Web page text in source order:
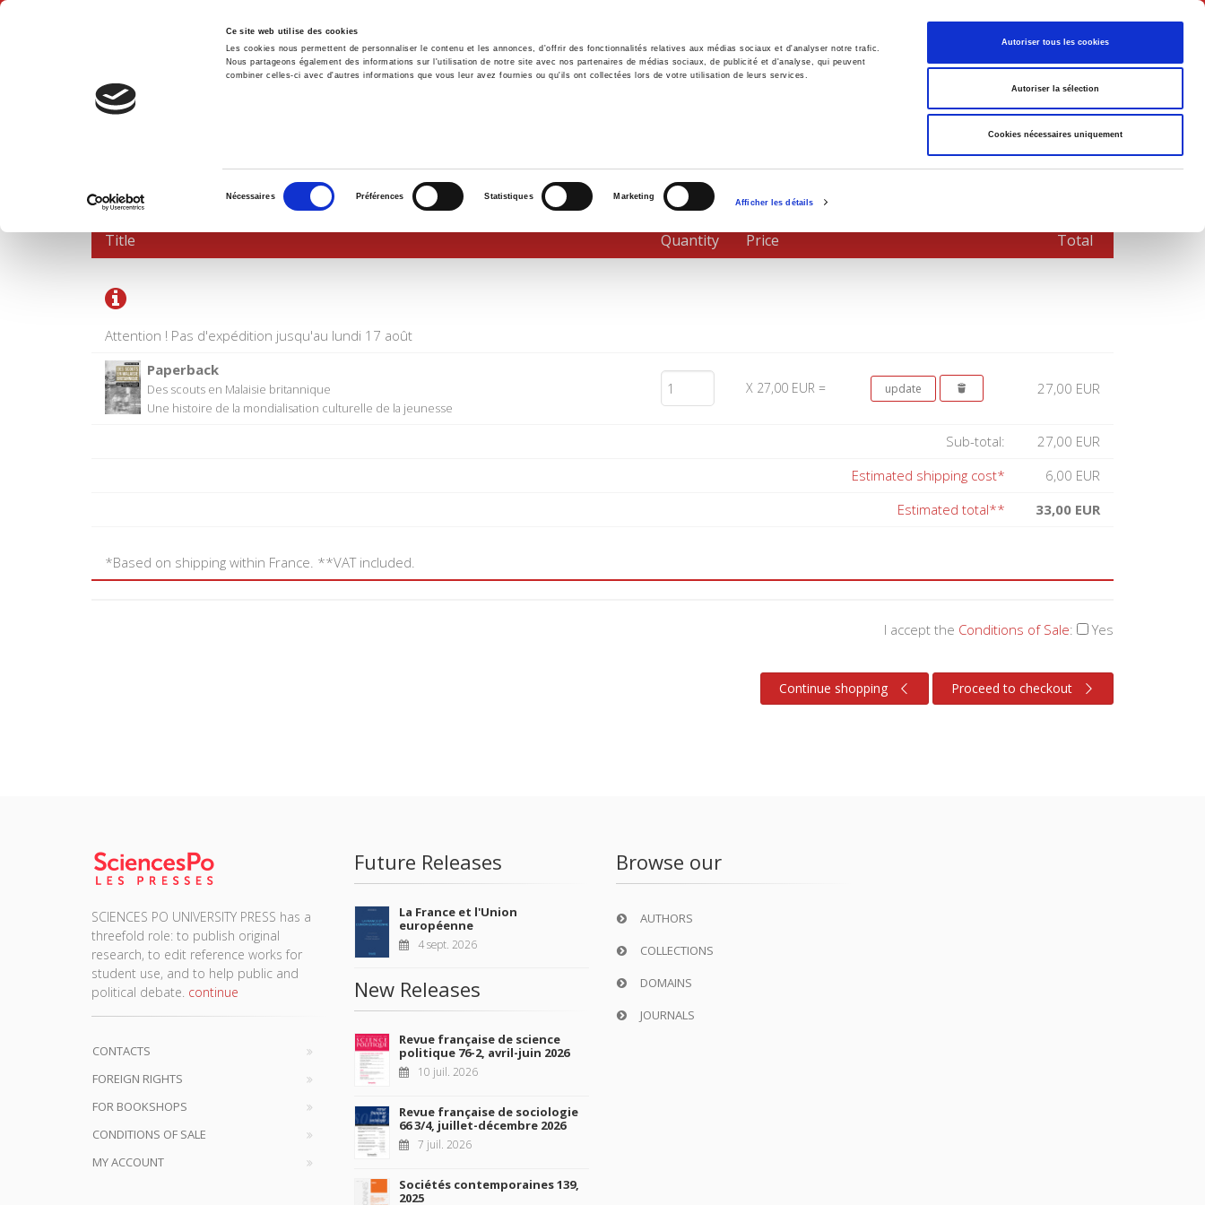
Ce site web utilise des cookies
Les cookies nous permettent de personnaliser le contenu et les annonces, d'offrir des fonctionnalités relatives aux médias sociaux et d'analyser notre trafic.
Nous partageons également des informations sur l'utilisation de notre site avec nos partenaires de médias sociaux, de publicité et d'analyse, qui peuvent
combiner celles-ci avec d'autres informations que vous leur avez fournies ou qu'ils ont collectées lors de votre utilisation de leurs services.
consentement
Nécessaires Préférences Statistiques Marketing
Afficher les détails
Autoriser tous les cookies
Autoriser la sélection
Cookies nécessaires uniquement
English
Home Environment History International Politics
SHOPPING CART
Attention ! Pas d'expédition jusqu'au lundi 17 août
Title Quantity Price Total
Paperback
Des scouts en Malaisie britannique
Une histoire de la mondialisation culturelle de la jeunesse
X 27,00 EUR = 27,00 EUR
Sub-total:
27,00 EUR
Estimated shipping cost*
6,00 EUR
Estimated total**
33,00 EUR
*Based on shipping within France. **VAT included.
I accept the Conditions of Sale: Yes
Continue shopping Proceed to checkout
SCIENCES PO UNIVERSITY PRESS has a
threefold role: to publish original
research, to edit reference works for
student use, and to help public and
political debate. continue
CONTACTS
FOREIGN RIGHTS
FOR BOOKSHOPS
CONDITIONS OF SALE
MY ACCOUNT
Future Releases
La France et l'Union
européenne
4 sept. 2026
New Releases
Revue française de science
politique 76-2, avril-juin 2026
10 juil. 2026
Revue française de sociologie
66 3/4, juillet-décembre 2026
7 juil. 2026
Sociétés contemporaines 139,
2025
Browse our
AUTHORS
COLLECTIONS
DOMAINS
JOURNALS